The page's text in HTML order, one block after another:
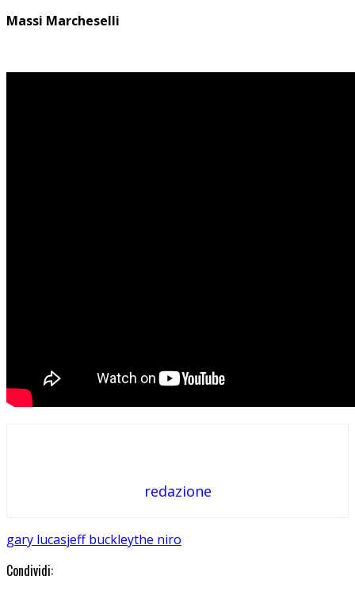
Massi Marcheselli
redazione
gary lucasjeff buckleythe niro
Condividi: